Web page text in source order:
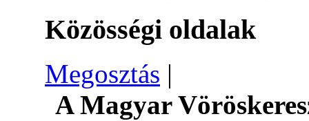
Közösségi oldalak
Megosztás |
A Magyar